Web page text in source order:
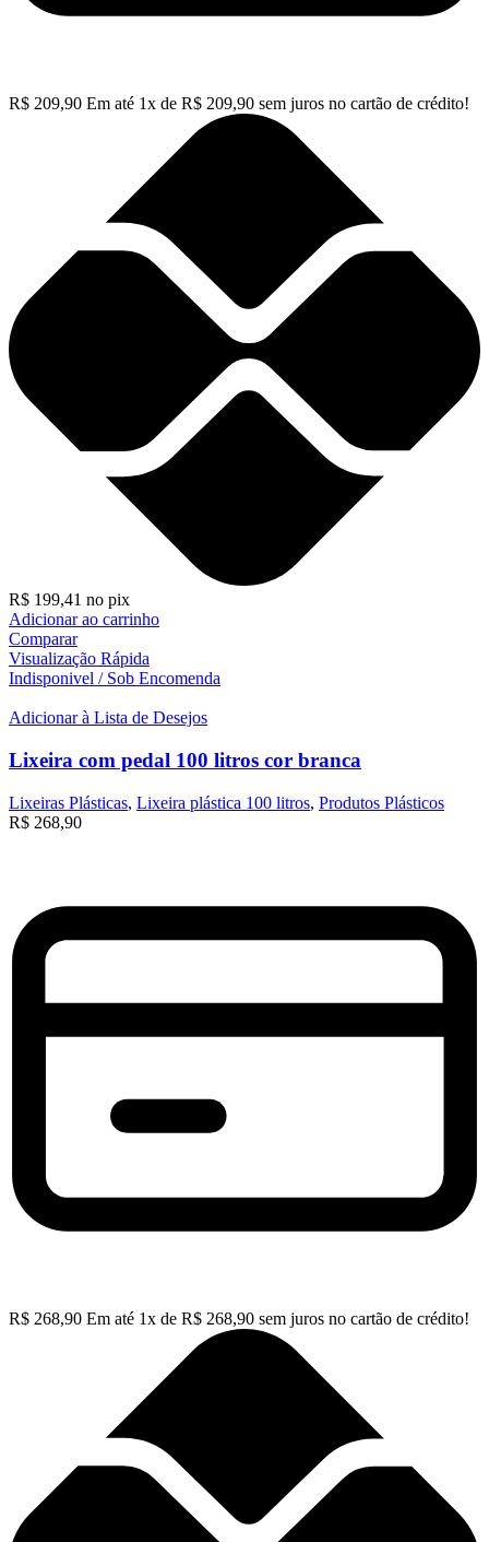
R$ 209,90 Em até 1x de R$ 209,90 sem juros no cartão de crédito!
R$ 199,41 no pix
Adicionar ao carrinho
Comparar
Visualização Rápida
Indisponivel / Sob Encomenda
Adicionar à Lista de Desejos
Lixeira com pedal 100 litros cor branca
Lixeiras Plásticas, Lixeira plástica 100 litros, Produtos Plásticos
R$ 268,90
R$ 268,90 Em até 1x de R$ 268,90 sem juros no cartão de crédito!